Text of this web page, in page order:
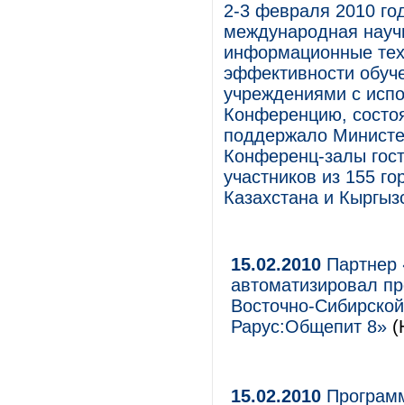
2-3 февраля 2010
международная
информационные
эффективности
учреждениями с
Конференцию,
поддержало
Конференц-залы
участников из 155
Казахстана и
15.02.2010
автоматизировал
Восточно-
Рарус:Общепит 8»
15.02.2010